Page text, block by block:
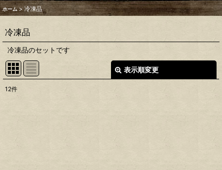
ホーム > 冷凍品
冷凍品
冷凍品のセットです
表示順変更
表示数
12件